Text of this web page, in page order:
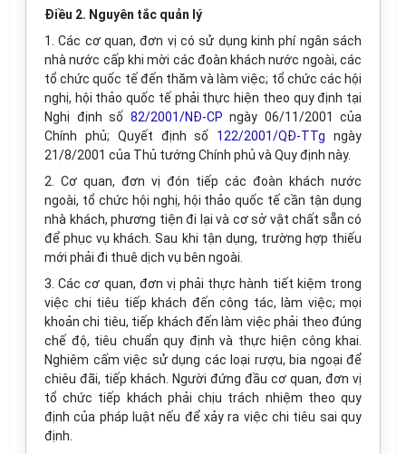
Điều 2. Nguyên tắc quản lý
1. Các cơ quan, đơn vị có sử dụng kinh phí ngân sách
nhà nước cấp khi mời các đoàn khách nước ngoài, các
tổ chức quốc tế đến thăm và làm việc; tổ chức các hội
nghị, hội thảo quốc tế phải thực hiện theo quy định tại
Nghị định số 82/2001/NĐ-CP ngày 06/11/2001 của
Chính phủ; Quyết định số 122/2001/QĐ-TTg ngày
21/8/2001 của Thủ tướng Chính phủ và Quy định này.
2. Cơ quan, đơn vị đón tiếp các đoàn khách nước
ngoài, tổ chức hội nghị, hội thảo quốc tế cần tận dụng
nhà khách, phương tiện đi lại và cơ sở vật chất sẵn có
để phục vụ khách. Sau khi tận dụng, trường hợp thiếu
mới phải đi thuê dịch vụ bên ngoài.
3. Các cơ quan, đơn vị phải thực hành tiết kiệm trong
việc chi tiêu tiếp khách đến công tác, làm việc; mọi
khoản chi tiêu, tiếp khách đến làm việc phải theo đúng
chế độ, tiêu chuẩn quy định và thực hiện công khai.
Nghiêm cấm việc sử dụng các loại rượu, bia ngoại để
chiêu đãi, tiếp khách. Người đứng đầu cơ quan, đơn vị
tổ chức tiếp khách phải chịu trách nhiệm theo quy
định của pháp luật nếu để xảy ra việc chi tiêu sai quy
định.